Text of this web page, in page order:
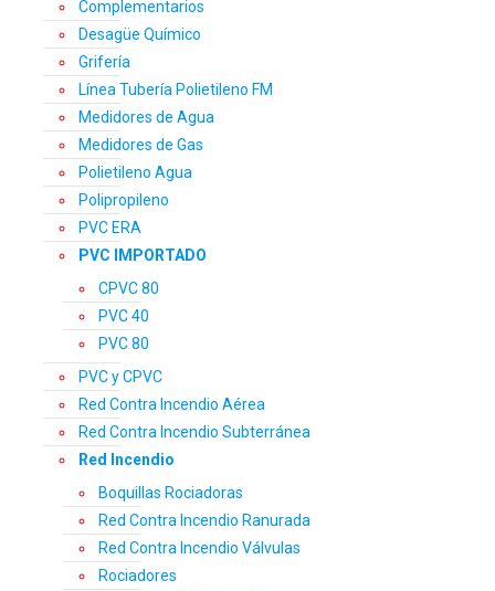
Complementarios
Desagüe Químico
Grifería
Línea Tubería Polietileno FM
Medidores de Agua
Medidores de Gas
Polietileno Agua
Polipropileno
PVC ERA
PVC IMPORTADO
CPVC 80
PVC 40
PVC 80
PVC y CPVC
Red Contra Incendio Aérea
Red Contra Incendio Subterránea
Red Incendio
Boquillas Rociadoras
Red Contra Incendio Ranurada
Red Contra Incendio Válvulas
Rociadores